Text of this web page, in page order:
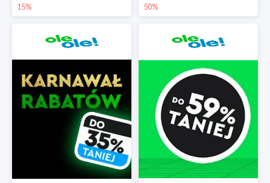
15% 50%